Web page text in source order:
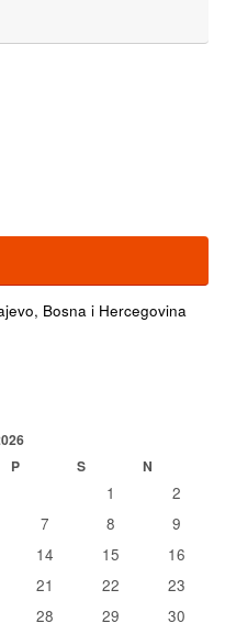
Bosna i Hercegovina
P S N
1
2
7 8
9
14 15
16
21 22
23
28 29 30